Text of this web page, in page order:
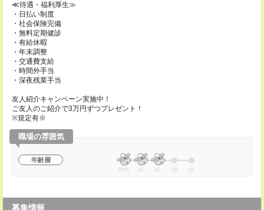
≪待遇・福利厚生≫
・日払い制度
・社会保険完備
・無料定期健診
・有給休暇
・年末調整
・交通費支給
・時間外手当
・深夜残業手当
友人紹介キャンペーン実施中！
ご友人のご紹介で3万円ずつプレゼント！
※規定有※
職場の雰囲気
年齢層
20代 30 40 50 60
募集情報